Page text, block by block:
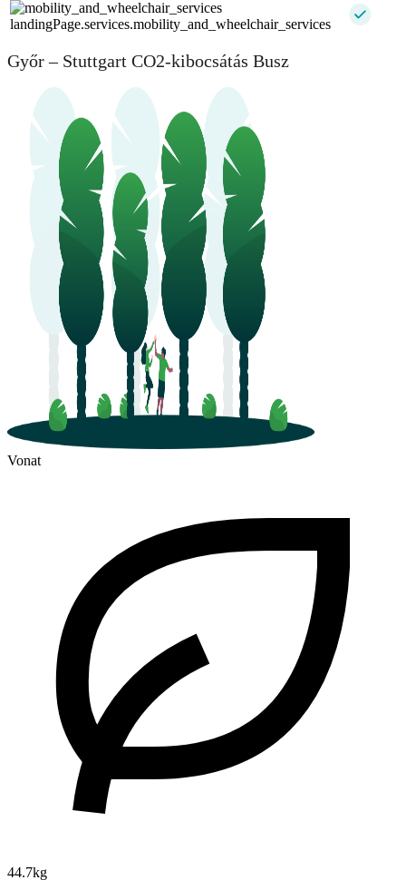
landingPage.services.mobility_and_wheelchair_services
Győr – Stuttgart CO2-kibocsátás Busz
Vonat
44.7kg